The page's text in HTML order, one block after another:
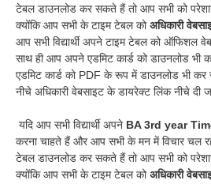
टेबल डाउनलोड कर सकते हैं तो आप सभी को
क्योंकि आप सभी के टाइम टेबल कोअधिकारी
आप सभी विद्यार्थी अपने टाइम टेबल को
साथ ही आप अपने एडमिट कार्ड को डाउनलोड
एडमिट कार्ड को PDF के रूप में डाउनलोड भी
नीचे अधिकारी वेबसाइट के डायरेक्ट लिंक नीचे दी
यदि आप सभी विद्यार्थी अपने BA 3rd year
करना चाहते हैं और आप सभी के मन में विचार चल
टेबल डाउनलोड कर सकते हैं तो आप सभी को
क्योंकि आप सभी के टाइम टेबल कोअधिकारी